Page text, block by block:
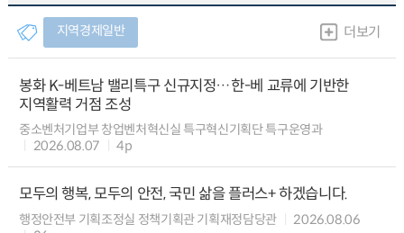
지역경제일반 더보기
봉화 K-베트남 밸리특구 신규지정…한-베 교류에 기반한
지역활력 거점 조성
중소벤처기업부 창업벤처혁신실 특구혁신기획단 특구운영과
2026.08.07
4p
모두의 행복, 모두의 안전, 국민 삶을 플러스+ 하겠습니다.
행정안전부 기획조정실 정책기획관 기획재정담당관
2026.08.06